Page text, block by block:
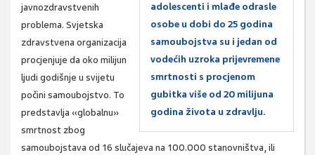
adolescenti i mlađe odrasle
osobe u dobi do 25 godina
samoubojstva su i jedan od
vodećih uzroka prijevremene
smrtnosti s procjenom
gubitka više od 20 milijuna
godina života u zdravlju.
javnozdravstvenih
problema. Svjetska
zdravstvena organizacija
procjenjuje da oko milijun
ljudi godišnje u svijetu
počini samoubojstvo. To
predstavlja «globalnu»
smrtnost zbog
samoubojstava od 16 slučajeva na 100.000 stanovništva, ili